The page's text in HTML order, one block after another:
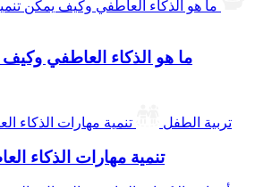
ما هو الذكاء العاطفي وكيف
تربية الطفل
تنمية مهارات الذكاء